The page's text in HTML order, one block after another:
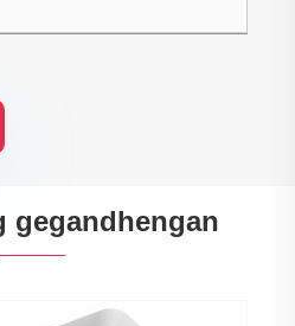
gegandhengan